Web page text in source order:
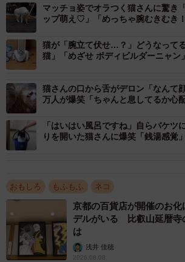
これは、ギャップ萌えですね。まるで
るトレーナーさんのような立派な筋肉で
こちらの猫ちゃんを飼っているはちやさ
した（アカウント名などは非公開）。
ーーこちらの写真はどのようにして撮ら
か？
はちやさん「ゴミ箱のゴミをまとめた時
れ忘れていて、戻ったら猫が入っていま
マッチョ姿でオラつく猫さんに驚き
ップ萌え♡」「めっちゃ腕むきむき！
猫が「腕立て伏せ…？」どうなって
猫」「めざせ ボディビルダーニャン」
猫さんの口から舌がデロン「なん
万人が爆笑「ちゃんと息してるか心配
「はいはい風呂ですね」自らバケツ
りを開いた猫さんに爆笑「銭湯感覚
おもしろ もふもふ ネコ
京都の百貨店が開催のお
デルがいる 比叡山延暦寺
は
浅井 佳穂
2026.08.08